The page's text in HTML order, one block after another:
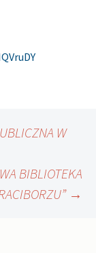
W
BIBLIOTEKA
→